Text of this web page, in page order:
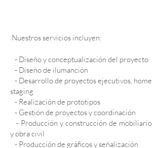
Nuestros servicios incluyen:
- Diseño y conceptualización del proyecto
- Diseño de ilumanción
- Desarrollo de proyectos ejecutivos, home
staging
- Realización de prototipos
- Gestión de proyectos y coordinación
- Producción y construcción de mobiliario
y obra civil
- Producción de gráficos y señalización